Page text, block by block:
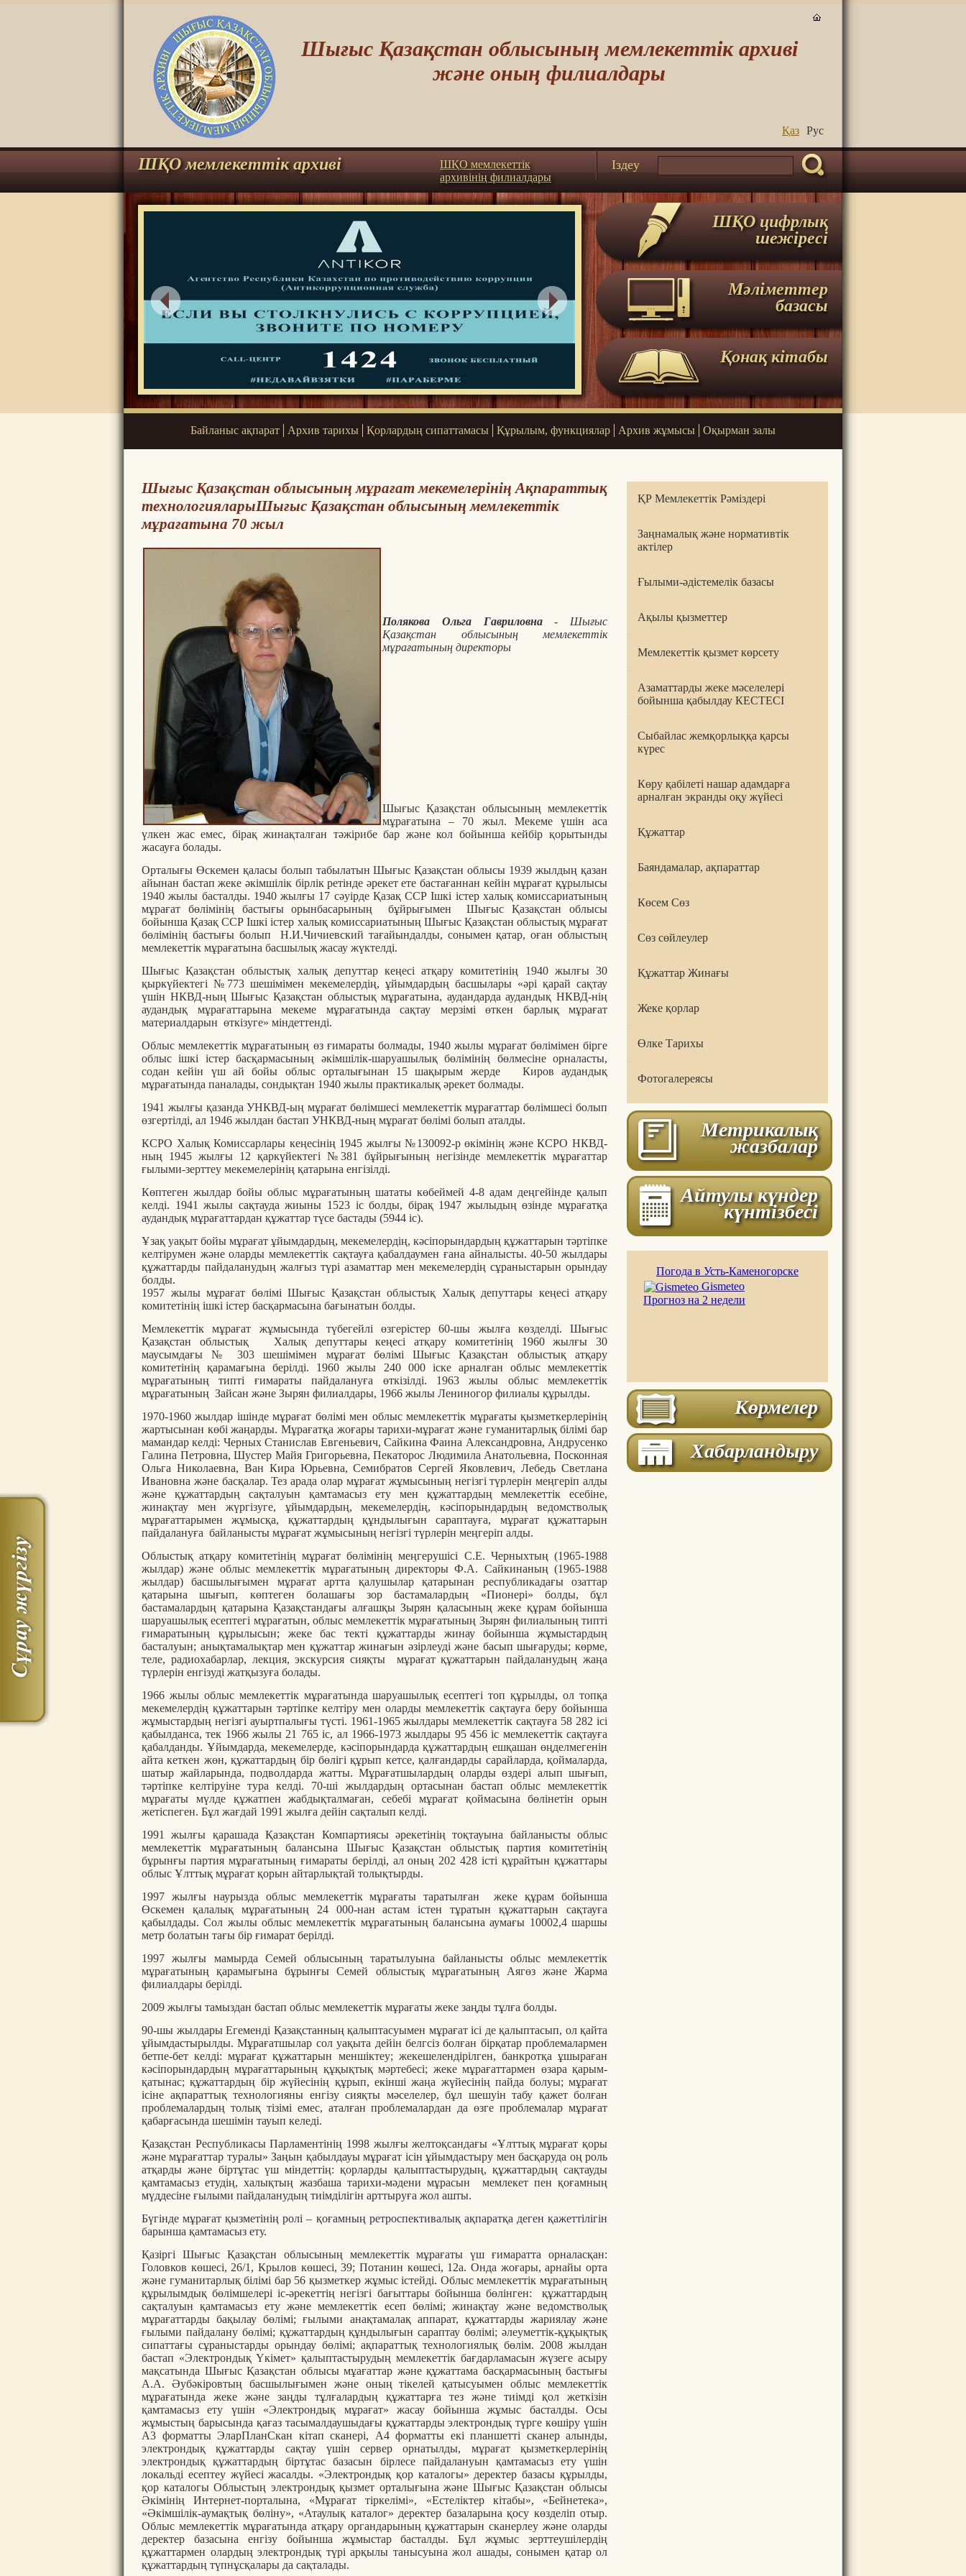
Шығыс Қазақстан облысының мемлекеттік архиві
және оның филиалдары
Қаз Руc
ШҚО мемлекеттік архиві
ШҚО мемлекеттік
архивінің филиалдары
Iздеу
ШҚО цифрлық
шежіресі
Мәліметтер
базасы
Қонақ кітабы
Байланыс ақпарат Архив тарихы Қорлардың сипаттамасы Құрылым, функциялар Архив жұмысы Оқырман залы
Шығыс Қазақстан облысының мұрағат мекемелерінің Ақпараттық
технологияларыШығыс Қазақстан облысының мемлекеттік
мұрағатына 70 жыл
Полякова Ольга Гавриловна- Шығыс
Қазақстан облысының мемлекеттік
мұрағатының директоры
Шығыс Қазақстан облысының мемлекеттік
мұрағатына – 70 жыл. Мекеме үшін аса
үлкен жас емес, бірақ жинақталған тәжірибе бар және кол бойынша кейбір қорытынды
жасауға болады.
Орталығы Өскемен қаласы болып табылатын Шығыс Қазақстан облысы 1939 жылдың қазан
айынан бастап жеке әкімшілік бірлік ретінде әрекет ете бастағаннан кейін мұрағат құрылысы
1940 жылы басталды. 1940 жылғы 17 сәуірде Қазақ ССР Ішкі істер халық комиссариатының
мұрағат бөлімінің бастығы орынбасарының бұйрығымен Шығыс Қазақстан облысы
бойынша Қазақ ССР Ішкі істер халық комиссариатының Шығыс Қазақстан облыстық мұрағат
бөлімінің бастығы болып Н.И.Чичиевский тағайындалды, сонымен қатар, оған облыстың
мемлекеттік мұрағатына басшылық жасау жүктелді.
Шығыс Қазақстан облыстық халық депуттар кеңесі атқару комитетінің 1940 жылғы 30
қыркүйектегі №773 шешімімен мекемелердің, ұйымдардың басшылары «әрі қарай сақтау
үшін НКВД-ның Шығыс Қазақстан облыстық мұрағатына, аудандарда аудандық НКВД-нің
аудандық мұрағаттарына мекеме мұрағатында сақтау мерзімі өткен барлық мұрағат
материалдарын өткізуге» міндеттенді.
Облыс мемлекеттік мұрағатының өз ғимараты болмады, 1940 жылы мұрағат бөлімімен бірге
облыс ішкі істер басқармасының әкімшілік-шаруашылық бөлімінің бөлмесіне орналасты,
содан кейін үш ай бойы облыс орталығынан 15 шақырым жерде Киров аудандық
мұрағатында паналады, сондықтан 1940 жылы практикалық әрекет болмады.
1941 жылғы қазанда УНКВД-ың мұрағат бөлімшесі мемлекеттік мұрағаттар бөлімшесі болып
өзгертілді, ал 1946 жылдан бастап УНКВД-ның мұрағат бөлімі болып аталды.
КСРО Халық Комиссарлары кеңесінің 1945 жылғы №130092-р өкімінің және КСРО НКВД-
ның 1945 жылғы 12 қаркүйектегі №381 бұйрығының негізінде мемлекеттік мұрағаттар
ғылыми-зерттеу мекемелерінің қатарына енгізілді.
Көптеген жылдар бойы облыс мұрағатының шататы көбеймей 4-8 адам деңгейінде қалып
келді. 1941 жылы сақтауда жиыны 1523 іс болды, бірақ 1947 жылыдың өзінде мұрағатқа
аудандық мұрағаттардан құжаттар түсе бастады (5944 іс).
Ұзақ уақыт бойы мұрағат ұйымдардың, мекемелердің, кәсіпорындардың құжаттарын тәртіпке
келтірумен және оларды мемлекеттік сақтауға қабалдаумен ғана айналысты. 40-50 жылдары
құжаттарды пайдаланудың жалғыз түрі азаматтар мен мекемелердің сұраныстарын орындау
болды.
1957 жылы мұрағат бөлімі Шығыс Қазақстан облыстық Халық депуттары кеңесі атқару
комитетінің ішкі істер басқармасына бағынатын болды.
Мемлекеттік мұрағат жұмысында түбегейлі өзгерістер 60-шы жылға көзделді. Шығыс
Қазақстан облыстық Халық депуттары кеңесі атқару комитетінің 1960 жылғы 30
маусымдағы № 303 шешімімен мұрағат бөлімі Шығыс Қазақстан облыстық атқару
комитетінің қарамағына берілді. 1960 жылы 240 000 іске арналған облыс мемлекеттік
мұрағатының типті ғимараты пайдалануға өткізілді. 1963 жылы облыс мемлекеттік
мұрағатының Зайсан және Зырян филиалдары, 1966 жылы Лениногор филиалы құрылды.
1970-1960 жылдар ішінде мұрағат бөлімі мен облыс мемлекеттік мұрағаты қызметкерлерінің
жартысынан көбі жаңарды. Мұрағатқа жоғары тарихи-мұрағат және гуманитарлық білімі бар
мамандар келді: Черных Станислав Евгеньевич, Сайкина Фаина Александровна, Андрусенко
Галина Петровна, Шустер Майя Григорьевна, Пекаторос Людимила Анатольевна, Посконная
Ольга Николаевна, Ван Кира Юрьевна, Семибратов Сергей Яковлевич, Лебедь Светлана
Ивановна және басқалар. Тез арада олар мұрағат жұмысының негізгі түрлерін меңгеріп алды
және құжаттардың сақталуын қамтамасыз ету мен құжаттардың мемлекеттік есебіне,
жинақтау мен жүргізуге, ұйымдардың, мекемелердің, кәсіпорындардың ведомстволық
мұрағаттарымен жұмысқа, құжаттардың құндылығын сараптауға, мұрағат құжаттарын
пайдалануға байланысты мұрағат жұмысының негізгі түрлерін меңгеріп алды.
Облыстық атқару комитетінің мұрағат бөлімінің меңгерушісі С.Е. Черныхтың (1965-1988
жылдар) және облыс мемлекеттік мұрағатының директоры Ф.А. Сайкинаның (1965-1988
жылдар) басшылығымен мұрағат артта қалушылар қатарынан республикадағы озаттар
қатарына шығып, көптеген болашағы зор бастамалардың «Пионері» болды, бұл
бастамалардың қатарына Қазақстандағы алғашқы Зырян қаласының жеке құрам бойынша
шаруашылық есептегі мұрағатын, облыс мемлекеттік мұрағатының Зырян филиалының типті
ғимаратының құрылысын; жеке бас текті құжаттарды жинау бойынша жұмыстардың
басталуын; анықтамалықтар мен құжаттар жинағын әзірлеуді және басып шығаруды; көрме,
теле, радиохабарлар, лекция, экскурсия сияқты мұрағат құжаттарын пайдаланудың жаңа
түрлерін енгізуді жатқызуға болады.
1966 жылы облыс мемлекеттік мұрағатында шаруашылық есептегі топ құрылды, ол топқа
мекемелердің құжаттарын тәртіпке келтіру мен оларды мемлекеттік сақтауға беру бойынша
жұмыстардың негізгі ауыртпалығы түсті. 1961-1965 жылдары мемлекеттік сақтауға 58 282 ісі
қабылданса, тек 1966 жылы 21 765 іс, ал 1966-1973 жылдары 95 456 іс мемлекеттік сақтауға
қабалданды. Ұйымдарда, мекемелерде, кәсіпорындарда құжаттардың ешқашан өңделмегенін
айта кеткен жөн, құжаттардың бір бөлігі құрып кетсе, қалғандарды сарайларда, қоймаларда,
шатыр жайларында, подволдарда жатты. Мұрағатшылардың оларды өздері алып шығып,
тәртіпке келтіруіне тура келді. 70-ші жылдардың ортасынан бастап облыс мемлекеттік
мұрағаты мүлде құжатпен жабдықталмаған, себебі мұрағат қоймасына бөлінетін орын
жетіспеген. Бұл жағдай 1991 жылға дейін сақталып келді.
1991 жылғы қарашада Қазақстан Компартиясы әрекетінің тоқтауына байланысты облыс
мемлекеттік мұрағатының балансына Шығыс Қазақстан облыстық партия комитетінің
бұрынғы партия мұрағатының ғимараты берілді, ал оның 202 428 істі құрайтын құжаттары
облыс Ұлттық мұрағат қорын айтарлықтай толықтырды.
1997 жылғы наурызда облыс мемлекеттік мұрағаты таратылған жеке құрам бойынша
Өскемен қалалық мұрағатының 24 000-нан астам істен тұратын құжаттарын сақтауға
қабылдады. Сол жылы облыс мемлекеттік мұрағатының балансына аумағы 10002,4 шаршы
метр болатын тағы бір ғимарат берілді.
1997 жылғы мамырда Семей облысының таратылуына байланысты облыс мемлекеттік
мұрағатының қарамығына бұрынғы Семей облыстық мұрағатының Аягөз және Жарма
филиалдары берілді.
2009 жылғы тамыздан бастап облыс мемлекеттік мұрағаты жеке заңды тұлға болды.
90-шы жылдары Егеменді Қазақстанның қалыптасуымен мұрағат ісі де қалыптасып, ол қайта
ұйымдастырылды. Мұрағатшылар сол уақыта дейін белгсіз болған бірқатар проблемалармен
бетпе-бет келді: мұрағат құжаттарын меншіктеу; жекешелендірілген, банкротқа ұшыраған
кәсіпорындардың мұрағаттарының құқықтық мәртебесі; жеке мұрағаттармен өзара қарым-
қатынас; құжаттардың бір жүйесінің құрып, екінші жаңа жүйесінің пайда болуы; мұрағат
ісіне ақпараттық технологияны енгізу сияқты мәселелер, бұл шешуін табу қажет болған
проблемалардың толық тізімі емес, аталған проблемалардан да өзге проблемалар мұрағат
қабарғасында шешімін тауып келеді.
Қазақстан Республикасы Парламентінің 1998 жылғы желтоқсандағы «Ұлттық мұрағат қоры
және мұрағаттар туралы» Заңын қабылдауы мұрағат ісін ұйымдастыру мен басқаруда оң роль
атқарды және біртұтас үш міндеттің: қорларды қалыптастырудың, құжаттардың сақтауды
қамтамасыз етудің, халықтың жазбаша тарихи-мәдени мұрасын мемлекет пен қоғамның
мүддесіне ғылыми пайдаланудың тиімділігін арттыруға жол ашты.
Бүгінде мұрағат қызметінің ролі – қоғамның ретроспективалық ақпаратқа деген қажеттілігін
барынша қамтамасыз ету.
Қазіргі Шығыс Қазақстан облысының мемлекеттік мұрағаты үш ғимаратта орналасқан:
Головков көшесі, 26/1, Крылов көшесі, 39; Потанин көшесі, 12а. Онда жоғары, арнайы орта
және гуманитарлық білімі бар 56 қызметкер жұмыс істейді. Облыс мемлекеттік мұрағатының
құрылымдық бөлімшелері іс-әрекеттің негізгі бағыттары бойынша бөлінген: құжаттардың
сақталуын қамтамасыз ету және мемлекеттік есеп бөлімі; жинақтау және ведомстволық
мұрағаттарды бақылау бөлімі; ғылыми анақтамалақ аппарат, құжаттарды жариялау және
ғылыми пайдалану бөлімі; құжаттардың құндылығын сараптау бөлімі; әлеуметтік-құқықтық
сипаттағы сұраныстарды орындау бөлімі; ақпараттық технологиялық бөлім. 2008 жылдан
бастап «Электрондық Үкімет» қалыптастырудың мемлекеттік бағдарламасын жүзеге асыру
мақсатында Шығыс Қазақстан облысы мұағаттар және құжаттама басқармасының бастығы
А.А. Әубәкіровтың басшылығымен және оның тікелей қатысуымен облыс мемлекеттік
мұрағатында жеке және заңды тұлғалардың құжаттарға тез және тиімді қол жеткізін
қамтамасыз ету үшін «Электрондық мұрағат» жасау бойынша жұмыс басталды. Осы
жұмыстың барысында қағаз тасымалдаушыдағы құжаттарды электрондық түрге көшіру үшін
А3 форматты ЭларПланСкан кітап сканері, А4 форматты екі планшетті сканер алынды,
электрондық құжаттарды сақтау үшін сервер орнатылды, мұрағат қызметкерлерінің
электрондық құжаттардың біртұтас базасын бірлесе пайдалануын қамтамасыз ету үшін
локальді есептеу жүйесі жасалды. «Электрондық қор каталогы» деректер базасы құрылды,
қор каталогы Облыстың электрондық қызмет орталығына және Шығыс Қазақстан облысы
Әкімінің Интернет-порталына, «Мұрағат тіркелімі», «Естеліктер кітабы», «Бейнетека»,
«Әкімшілік-аумақтық бөліну», «Атаулық каталог» деректер базаларына қосу көзделіп отыр.
Облыс мемлекеттік мұрағатында атқару органдарының құжаттарын сканерлеу және оларды
деректер базасына енгізу бойынша жұмыстар басталды. Бұл жұмыс зерттеушілердің
құжаттармен олардың электрондық түрі арқылы танысуына жол ашады, сонымен қатар ол
құжаттардың түпнұсқалары да сақталады.
ҚР Мемлекеттік Рәміздері
Заңнамалық және нормативтік
актілер
Ғылыми-әдістемелік базасы
Ақылы қызметтер
Мемлекеттік қызмет көрсету
Азаматтарды жеке мәселелері
бойынша қабылдау КЕСТЕСІ
Сыбайлас жемқорлыққа қарсы
күрес
Көру қабілеті нашар адамдарға
арналған экранды оқу жүйесі
Құжаттар
Баяндамалар, ақпараттар
Көсем Сөз
Сөз сөйлеулер
Құжаттар Жинағы
Жеке қорлар
Өлке Тарихы
Фотогалереясы
Метрикалық
жазбалар
Айтулы күндер
күнтізбесі
Погода в Усть-Каменогорске
Gismeteo
Прогноз на 2 недели
Көрмелер
Хабарландыру